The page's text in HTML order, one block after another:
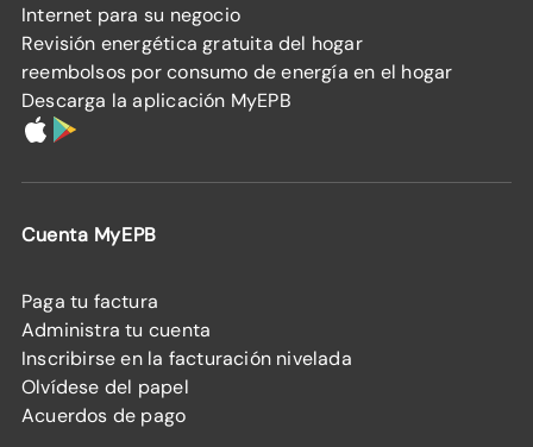
Internet para su negocio
Revisión energética gratuita del hogar
reembolsos por consumo de energía en el hogar
Descarga la aplicación MyEPB
Cuenta MyEPB
Paga tu factura
Administra tu cuenta
Inscribirse en la facturación nivelada
Olvídese del papel
Acuerdos de pago